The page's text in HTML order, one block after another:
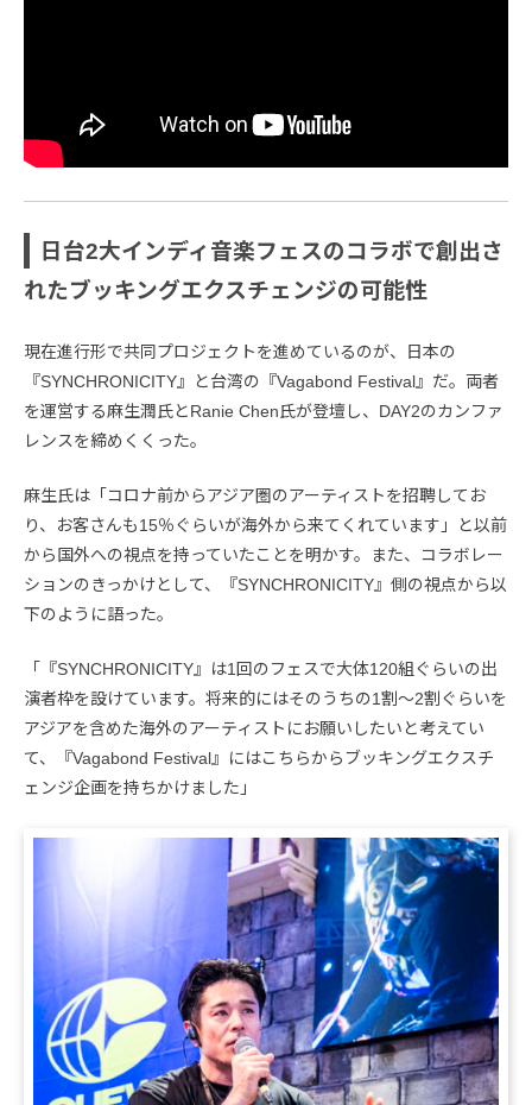
日台2大インディ音楽フェスのコラボで創出さ
れたブッキングエクスチェンジの可能性
現在進行形で共同プロジェクトを進めているのが、日本の
『SYNCHRONICITY』と台湾の『Vagabond Festival』だ。両者
を運営する麻生潤氏とRanie Chen氏が登壇し、DAY2のカンファ
レンスを締めくくった。
麻生氏は「コロナ前からアジア圏のアーティストを招聘してお
り、お客さんも15％ぐらいが海外から来てくれています」と以前
から国外への視点を持っていたことを明かす。また、コラボレー
ションのきっかけとして、『SYNCHRONICITY』側の視点から以
下のように語った。
「『SYNCHRONICITY』は1回のフェスで大体120組ぐらいの出
演者枠を設けています。将来的にはそのうちの1割～2割ぐらいを
アジアを含めた海外のアーティストにお願いしたいと考えてい
て、『Vagabond Festival』にはこちらからブッキングエクスチ
ェンジ企画を持ちかけました」